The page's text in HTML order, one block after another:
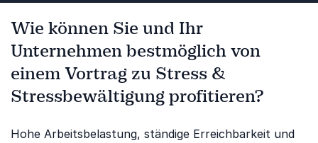
Wie können Sie und Ihr
Unternehmen bestmöglich von
einem Vortrag zu Stress &
Stressbewältigung profitieren?
Hohe Arbeitsbelastung, ständige Erreichbarkeit und